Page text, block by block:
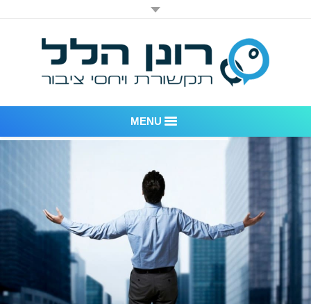
MENU
דוגמאות לעבודות שביצענו
לקוחות – משרד יחסי ציבור רונן הלל
חדר חדשות